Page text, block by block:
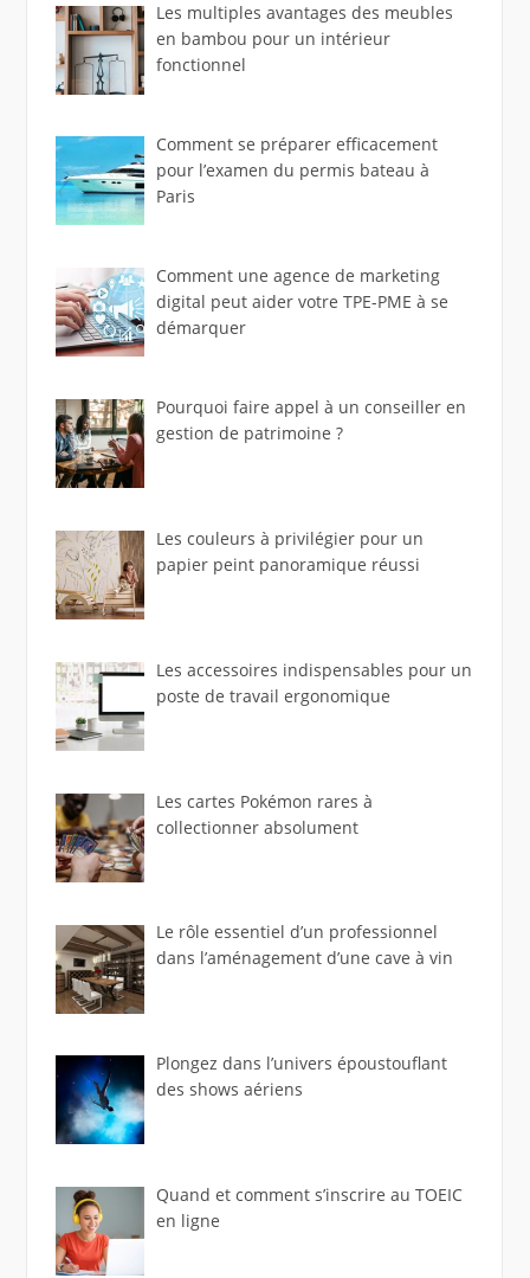
Les multiples avantages des meubles
en bambou pour un intérieur
fonctionnel
Comment se préparer efficacement
pour l’examen du permis bateau à
Paris
Comment une agence de marketing
digital peut aider votre TPE-PME à se
démarquer
Pourquoi faire appel à un conseiller en
gestion de patrimoine ?
Les couleurs à privilégier pour un
papier peint panoramique réussi
Les accessoires indispensables pour un
poste de travail ergonomique
Les cartes Pokémon rares à
collectionner absolument
Le rôle essentiel d’un professionnel
dans l’aménagement d’une cave à vin
Plongez dans l’univers époustouflant
des shows aériens
Quand et comment s’inscrire au TOEIC
en ligne